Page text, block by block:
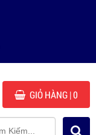
GIỎ HÀNG| 0